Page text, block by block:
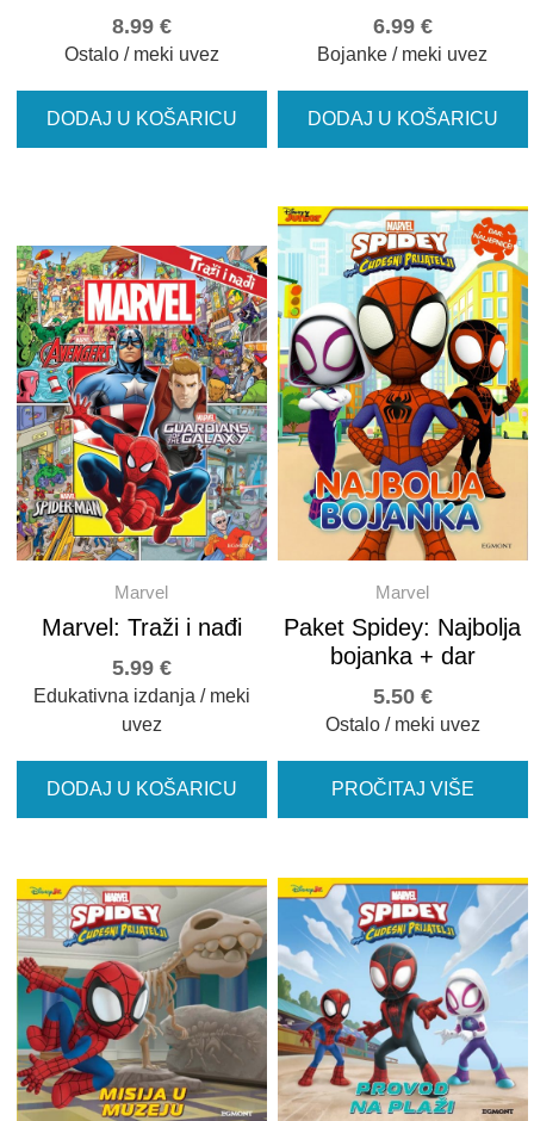
8.99 €
Ostalo / meki uvez
DODAJ U KOŠARICU
6.99 €
Bojanke / meki uvez
DODAJ U KOŠARICU
Marvel
Marvel: Traži i nađi
5.99 €
Edukativna izdanja / meki
uvez
DODAJ U KOŠARICU
Marvel
Paket Spidey: Najbolja
bojanka + dar
5.50 €
Ostalo / meki uvez
PROČITAJ VIŠE